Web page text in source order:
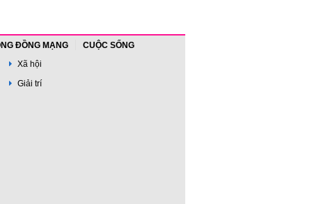
ĐỒNG MẠNG
CUỘC SỐNG
Xã hội
Giải trí